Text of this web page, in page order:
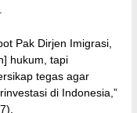
Pak Dirjen Imigrasi,
hukum, tapi
tegas agar
di Indonesia,”